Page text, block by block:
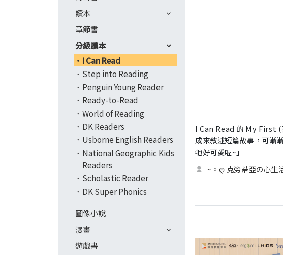
讀本
章節書
分級讀本
I Can Read
Step into Reading
Penguin Young Reader
Ready-to-Read
World of Reading
DK Readers
Usborne English Readers
National Geographic Kids
Readers
Scholastic Reader
DK Super Phonics
圖像小說
漫畫
遊戲書
I Can Read 的 My First (
成來敘述短篇故事，可漸
牠好可愛喔~」
~。ღ 克勞蒂亞の心生